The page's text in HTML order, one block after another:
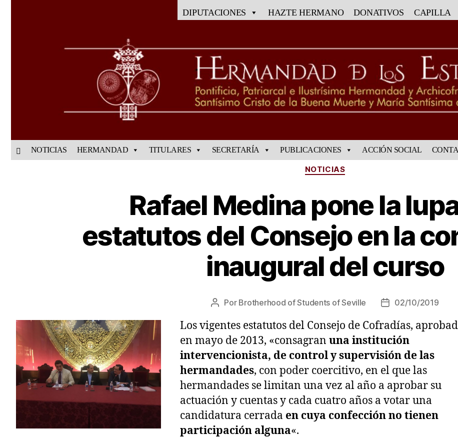
DIPUTACIONES HAZTE HERMANO DONATIVOS CAPILLA
NOTICIAS HERMANDAD TITULARES SECRETARÍA PUBLICACIONES ACCIÓN SOCIAL
NOTICIAS
Rafael Medina pone la
estatutos del Consejo en la
inaugural del curso
Por Brotherhood of Students of Seville 02/10/2019
Los vigentes estatutos del Consejo de Cofradías,
en mayo de 2013, «consagran una institución
intervencionista, de control y supervisión de las
hermandades, con poder coercitivo, en el que las
hermandades se limitan una vez al año a aprobar su
actuación y cuentas y cada cuatro años a votar una
candidatura cerrada en cuya confección no tienen
participación alguna«.